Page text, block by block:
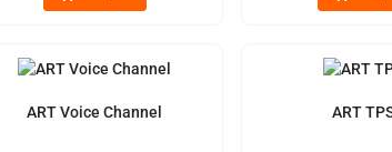
ART Voice Channel ART